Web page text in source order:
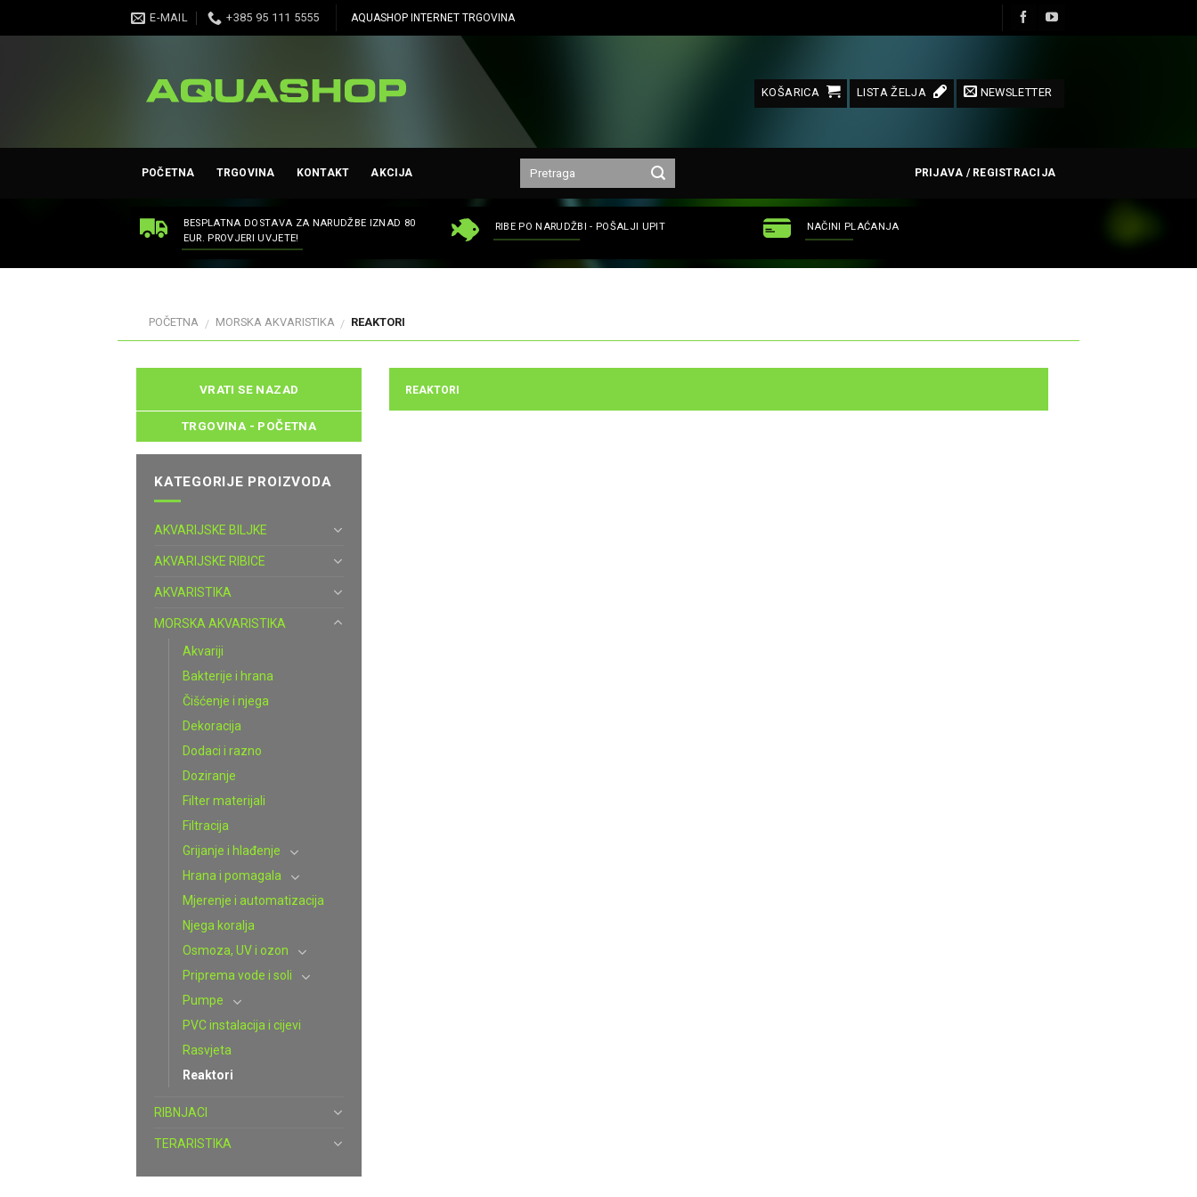
to
E-MAIL +385 95 111 5555 AQUASHOP INTERNET TRGOVINA
KOŠARICA LISTA ŽELJA NEWSLETTER
POČETNA TRGOVINA KONTAKT AKCIJA PRIJAVA / REGISTRACIJA
BESPLATNA DOSTAVA ZA NARUDŽBE IZNAD 80
EUR. PROVJERI UVJETE!
RIBE PO NARUDŽBI - POŠALJI UPIT NAČINI PLAĆANJA
POČETNA / MORSKA AKVARISTIKA / REAKTORI
TRGOVINA - POČETNA
KATEGORIJE PROIZVODA
AKVARIJSKE BILJKE
AKVARIJSKE RIBICE
AKVARISTIKA
MORSKA AKVARISTIKA
Akvariji
Bakterije i hrana
Čišćenje i njega
Dekoracija
Dodaci i razno
Doziranje
Filter materijali
Filtracija
Grijanje i hlađenje
Hrana i pomagala
Mjerenje i automatizacija
Njega koralja
Osmoza, UV i ozon
Priprema vode i soli
Pumpe
PVC instalacija i cijevi
Rasvjeta
Reaktori
RIBNJACI
TERARISTIKA
REAKTORI